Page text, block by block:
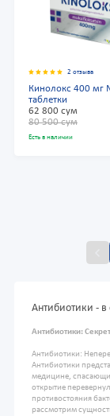
2 отзыва
Кинолокс 400 мг
таблетки
62 800 сум
80 500 сум
Есть в наличии
Антибиотики - в
Антибиотики:
Антибиотики:
Антибиотики
медицине,
открытие
противостояния
рассмотрим